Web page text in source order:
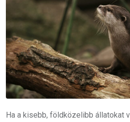
Ha a kisebb, földközelibb állatokat